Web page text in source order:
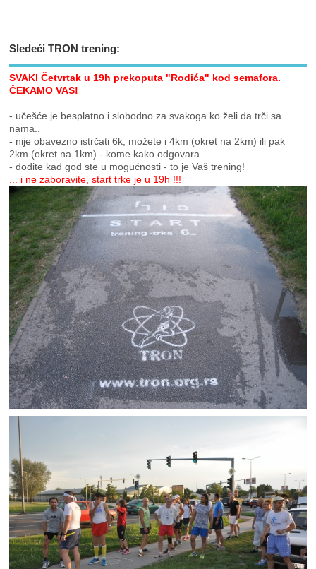
Sledeći TRON trening:
SVAKI Četvrtak u 19h prekoputa "Rodića" kod semafora.
ČEKAMO VAS!
- učešće je besplatno i slobodno za svakoga ko želi da trči sa
nama..
- nije obavezno istrčati 6k, možete i 4km (okret na 2km) ili pak
2km (okret na 1km) - kome kako odgovara ...
- dođite kad god ste u mogućnosti - to je Vaš trening!
... i ne zaboravite, start trke je u 19h !!!